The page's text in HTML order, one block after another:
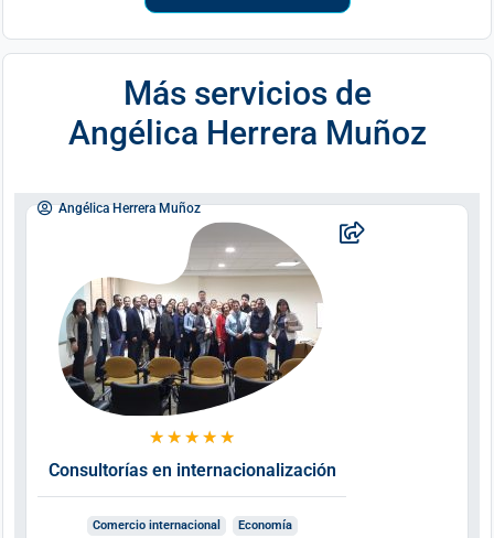
Más servicios de
Angélica Herrera Muñoz
Angélica Herrera Muñoz
★ ★ ★ ★ ★
Consultorías en internacionalización
Comercio internacional
Economía